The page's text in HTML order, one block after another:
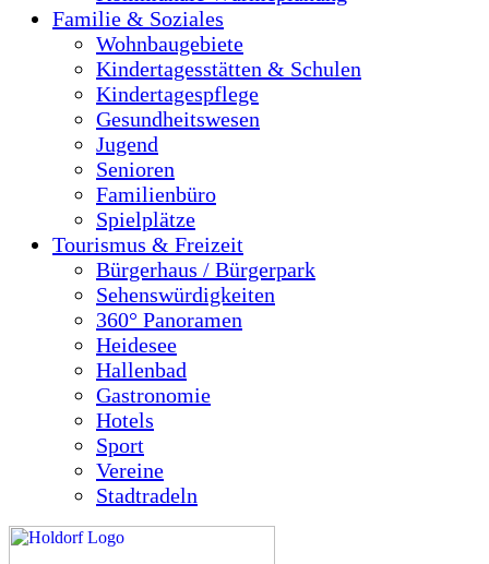
Familie & Soziales
Wohnbaugebiete
Kindertagesstätten & Schulen
Kindertagespflege
Gesundheitswesen
Jugend
Senioren
Familienbüro
Spielplätze
Tourismus & Freizeit
Bürgerhaus / Bürgerpark
Sehenswürdigkeiten
360° Panoramen
Heidesee
Hallenbad
Gastronomie
Hotels
Sport
Vereine
Stadtradeln